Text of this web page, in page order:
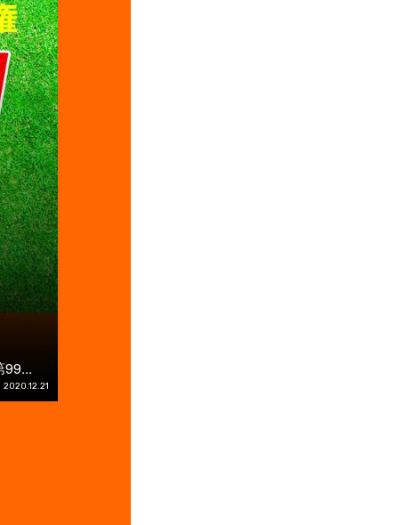
99...
2020.12.21